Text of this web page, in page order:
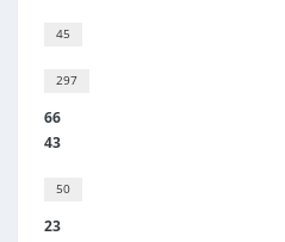
45
297
66
43
50
23